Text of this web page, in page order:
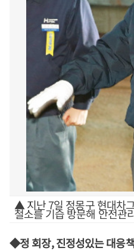
▲ 지난 7일 정몽구 현대차
철소를 기습 방문해 안전관
◆정 회장, 진정성있는 대응